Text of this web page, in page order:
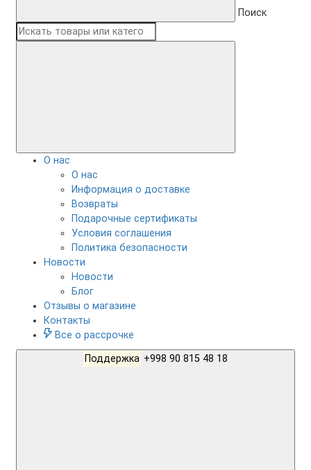
Поиск
О нас
О нас
Информация о доставке
Возвраты
Подарочные сертификаты
Условия соглашения
Политика безопасности
Новости
Новости
Блог
Отзывы о магазине
Контакты
Все о рассрочке
Поддержка